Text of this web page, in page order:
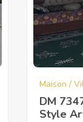
Maison /
DM
Style